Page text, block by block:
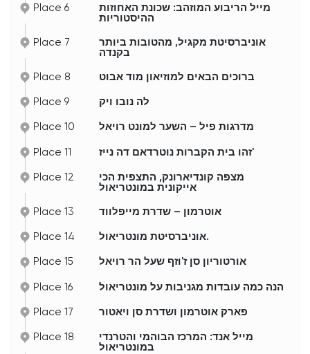
Place 6
מייל הריבוע המוזהב: שכונת האחוזות
ההיסטוריות
Place 7
אוניברסיטת מקגיל, מהטובות ביותר
בקנדה
Place 8
ברוכים הבאים למוזיאון מוד אבוט
Place 9 לה נובו ויק
Place 10 מדרגות פיל – השער למונט רויאל
Place 11 זהו בית הקברות נוטרדאם דה נייז'
Place 12
מצפה קונדיארונק, התצפית הכי
אייקונית במונטריאול
Place 13
אוטרמון – שדרת מייפלווד
Place 14 אוניברסיטת מונטריאול.
Place 15 אורטוריון סן ז'וזף שעל הר רויאל
Place 16 הנה כמה עובדות מגניבות על מונטריאול
Place 17 פארק אוטרמון ושדרת סן ויאטור
Place 18
מייל אנד: המרכז הבוהמי והטרנדי
במונטריאול